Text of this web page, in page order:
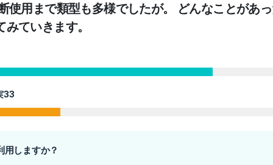
使用まで類型も多様でしたが。 どんなことがあ
ていきます。
33
用しますか？